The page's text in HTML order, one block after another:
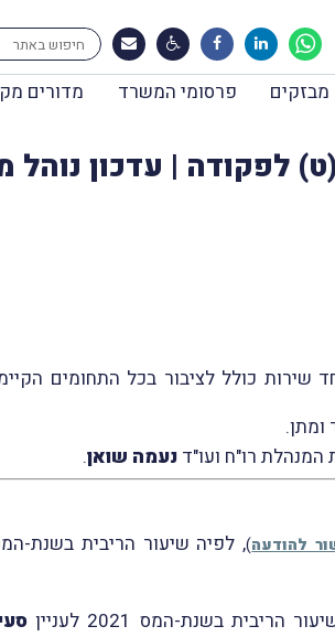
מבזקים פרסומי המשרד מדורים
משרד רשות המסים אזור השרון | שיעור הריבית לעניין סעיף 3(ט) לפקודה |
כולל לציבור בכל התחומים
ומתן.
המנהלת רו"ח ועו"ד נעמה שואן.
להודעה)
הריבית בשנת-המס 2021 לעניין